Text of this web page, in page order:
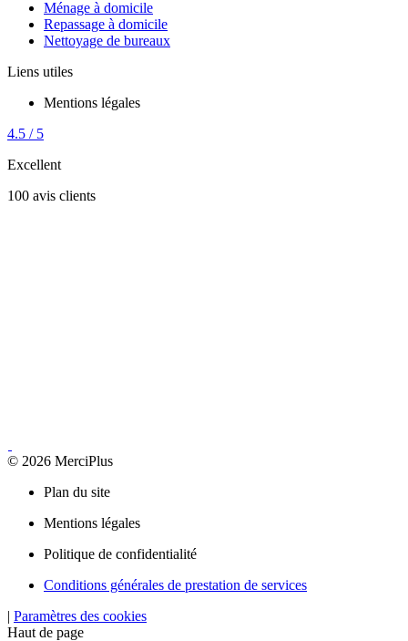
Ménage à domicile
Repassage à domicile
Nettoyage de bureaux
Liens utiles
Mentions légales
4.5 / 5
Excellent
100 avis clients
© 2026 MerciPlus
Plan du site
Mentions légales
Politique de confidentialité
Conditions générales de prestation de services
| Paramètres des cookies
Haut de page